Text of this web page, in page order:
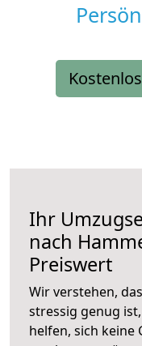
Ihr
nach
Preiswert
Wir verstehen,
stressig genug
helfen, sich keine